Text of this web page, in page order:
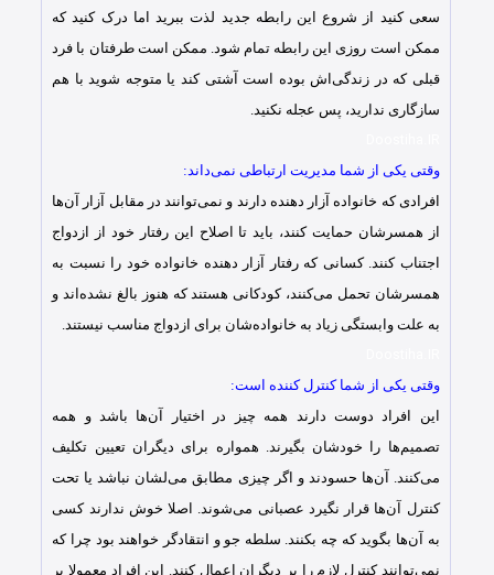
سعی کنید از شروع این رابطه جدید لذت ببرید اما درک کنید که
ممکن است روزی این رابطه تمام شود. ممکن است طرفتان با فرد
قبلی که در زندگی‌اش بوده است آشتی کند یا متوجه شوید با هم
سازگاری ندارید، پس عجله نکنید.
وقتی یکی از شما مدیریت ارتباطی نمی‌داند:
افرادی که خانواده آزار دهنده دارند و نمی‌توانند در مقابل آزار آن‌ها
از همسرشان حمایت کنند، باید تا اصلاح این رفتار خود از ازدواج
اجتناب کنند. کسانی که رفتار آزار دهنده خانواده خود را نسبت به
همسرشان تحمل می‌کنند، کودکانی هستند که هنوز بالغ نشده‌اند و
به علت وابستگی زیاد به خانواده‌شان برای ازدواج مناسب نیستند.
وقتی یکی از شما کنترل کننده است:
این افراد دوست دارند همه چیز در اختیار آن‌ها باشد و همه
تصمیم‌ها را خودشان بگیرند. همواره برای دیگران تعیین تکلیف
می‌کنند. آن‌ها حسودند و اگر چیزی مطابق می‌لشان نباشد یا تحت
کنترل آن‌ها قرار نگیرد عصبانی می‌شوند. اصلا خوش ندارند کسی
به آن‌ها بگوید که چه بکنند. سلطه جو و انتقادگر خواهند بود چرا که
نمی‌توانند کنترل لازم را بر دیگران اعمال کنند. این افراد معمولا بر